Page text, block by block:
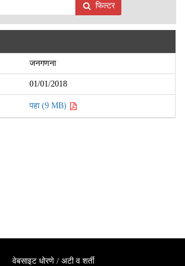
फिल्टर
जनगणना
01/01/2018
पहा (9 MB)
वेबसाइट धोरणे / अटी व शर्ती